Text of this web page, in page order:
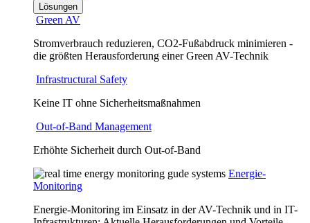
Lösungen
Green AV
Stromverbrauch reduzieren, CO2-Fußabdruck minimieren -
die größten Herausforderung einer Green AV-Technik
Infrastructural Safety
Keine IT ohne Sicherheitsmaßnahmen
Out-of-Band Management
Erhöhte Sicherheit durch Out-of-Band
Energie-
Monitoring
Energie-Monitoring im Einsatz in der AV-Technik und in IT-